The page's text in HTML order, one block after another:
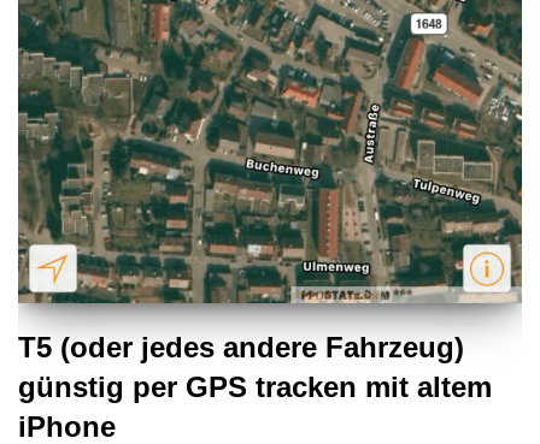
T5 (oder jedes andere Fahrzeug)
günstig per GPS tracken mit altem
iPhone